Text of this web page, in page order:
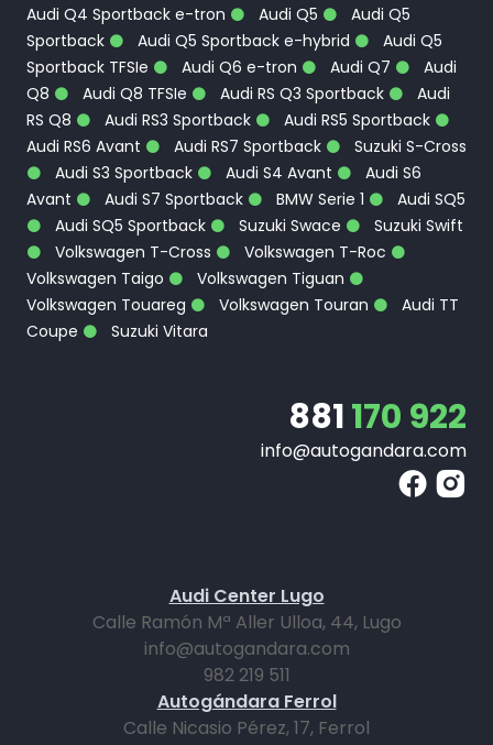
Audi Q4 Sportback e-tron
Audi Q5
Audi Q5
Sportback
Audi Q5 Sportback e-hybrid
Audi Q5
Sportback TFSIe
Audi Q6 e-tron Audi Q7
Audi
Q8
Audi Q8 TFSIe Audi RS Q3 Sportback
Audi
RS Q8
Audi RS3 Sportback
Audi RS5 Sportback
Audi RS6 Avant
Audi RS7 Sportback
Suzuki S-Cross
Audi S3 Sportback
Audi S4 Avant
Audi S6
Avant
Audi S7 Sportback BMW Serie 1
Audi SQ5
Audi SQ5 Sportback
Suzuki Swace
Suzuki Swift
Volkswagen T-Cross
Volkswagen T-Roc
Volkswagen Taigo
Volkswagen Tiguan
Volkswagen Touareg
Volkswagen Touran
Audi TT
Coupe
Suzuki Vitara
881170 922
info@autogandara.com
Audi Center Lugo
Calle Ramón Mª Aller Ulloa, 44, Lugo
info@autogandara.com
982 219 511
Autogándara Ferrol
Calle Nicasio Pérez, 17, Ferrol